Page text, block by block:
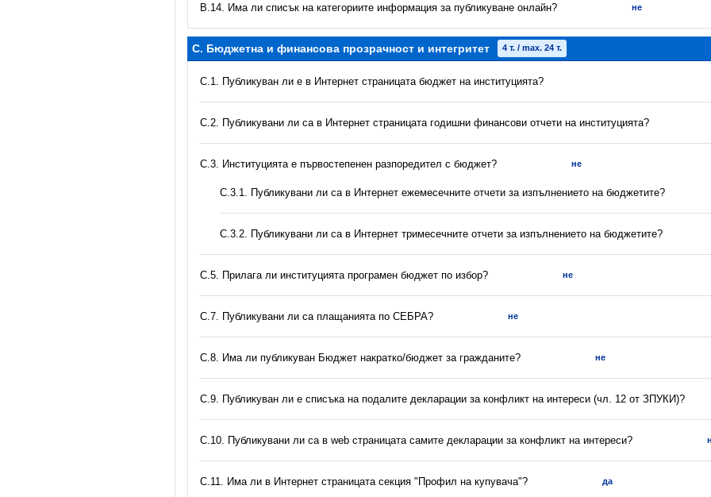
В.14. Има ли списък на категориите информация за публикуване онлайн? не
C. Бюджетна и финансова прозрачност и интегритет 4 т. / max. 24 т.
C.1. Публикуван ли е в Интернет страницата бюджет на институцията?
C.2. Публикувани ли са в Интернет страницата годишни финансови отчети на институцията?
C.3. Институцията е първостепенен разпоредител с бюджет? не
С.3.1. Публикувани ли са в Интернет ежемесечните отчети за изпълнението на бюджетите?
С.3.2. Публикувани ли са в Интернет тримесечните отчети за изпълнението на бюджетите?
С.5. Прилага ли институцията програмен бюджет по избор? не
С.7. Публикувани ли са плащанията по СЕБРА? не
С.8. Има ли публикуван Бюджет накратко/бюджет за гражданите? не
C.9. Публикуван ли е списъка на подалите декларации за конфликт на интереси (чл. 12 от ЗПУКИ)?
C.10. Публикувани ли са в web страницата самите декларации за конфликт на интереси?
C.11. Има ли в Интернет страницата секция "Профил на купувача"? да